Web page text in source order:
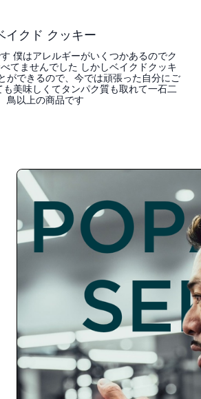
イクド クッキー
僕はアレルギーがいくつかあるのでク
てませんでした しかしベイクドクッキ
ができるので、今では頑張った自分にご
美味しくてタンパク質も取れて一石二
鳥以上の商品です